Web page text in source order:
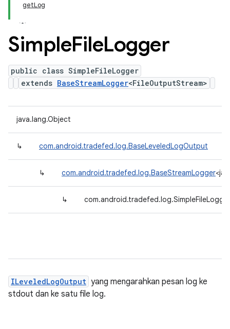
getLog
SimpleFileLogger
public class SimpleFileLogger
extends BaseStreamLogger<FileOutputStream>
java.lang.Object
↳ com.android.tradefed.log.BaseLeveledLogOutput
↳ com.android.tradefed.log.BaseStreamLogger
↳ com.android.tradefed.log.SimpleFileLogger
ILeveledLogOutput yang mengarahkan pesan log ke
stdout dan ke satu file log.